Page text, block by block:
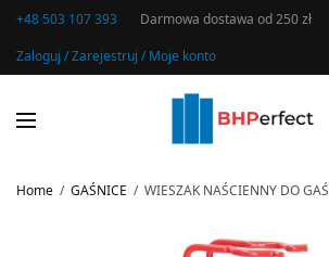
+48 503 107 393 Darmowa dostawa od 250 zł
Zaloguj / Zarejestruj / Moje konto
Home / GAŚNICE / WIESZAK NAŚCIENNY DO